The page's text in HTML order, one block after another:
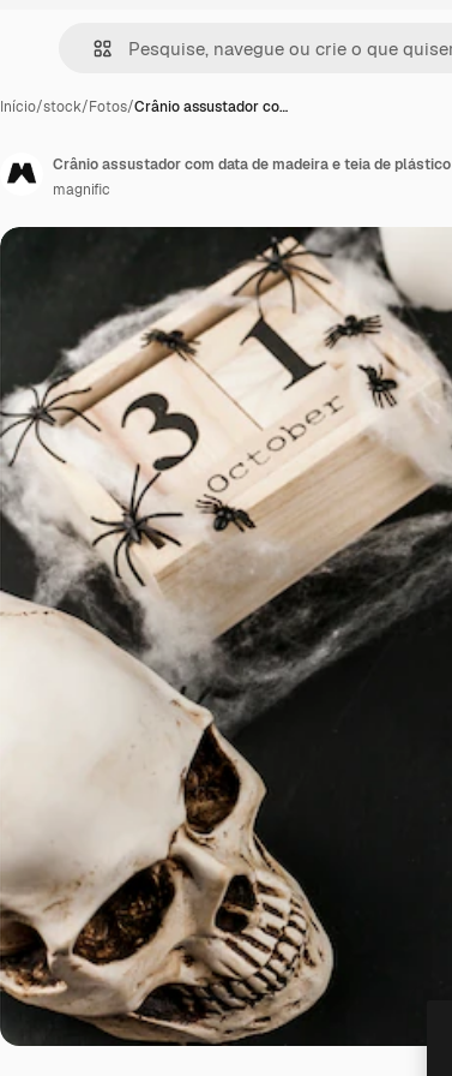
Início/stock/Fotos/Crânio assustador co…
Crânio assustador com data de madeira e teia de plástico
magnific